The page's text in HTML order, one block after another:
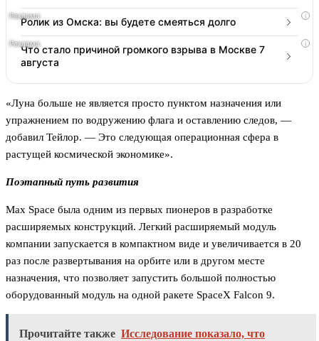
i
Ролик из Омска: вы будете смеяться долго
i
Что стало причиной громкого взрыва в Москве 7
августа
«Луна больше не является просто пунктом назначения или
упражнением по водружению флага и оставлению следов, —
добавил Тейлор. — Это следующая операционная сфера в
растущей космической экономике».
Поэтапный путь развития
Max Space была одним из первых пионеров в разработке
расширяемых конструкций. Легкий расширяемый модуль
компании запускается в компактном виде и увеличивается в 20
раз после развертывания на орбите или в другом месте
назначения, что позволяет запустить большой полностью
оборудованный модуль на одной ракете SpaceX Falcon 9.
Прочитайте также Исследование показало, что